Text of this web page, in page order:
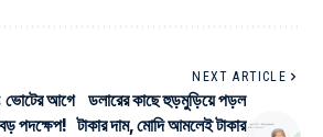
আগে
বড় পদক্ষেপ!
NEXT ARTICLE
ডলারের কাছে হুড়মুড়িয়ে পড়ল
টাকার দাম, মোদি আমলেই টাকার